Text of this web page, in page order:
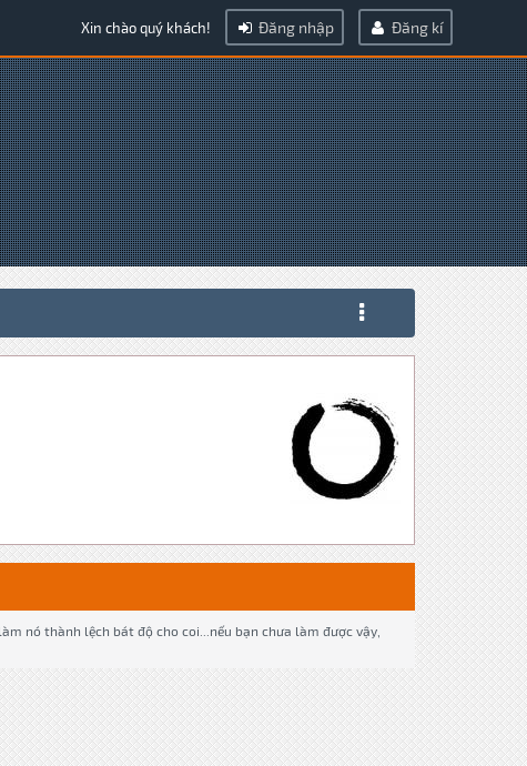
Xin chào quý khách! Đăng nhập Đăng kí
nó thành lệch bát độ cho coi...nếu bạn chưa làm được vậy,